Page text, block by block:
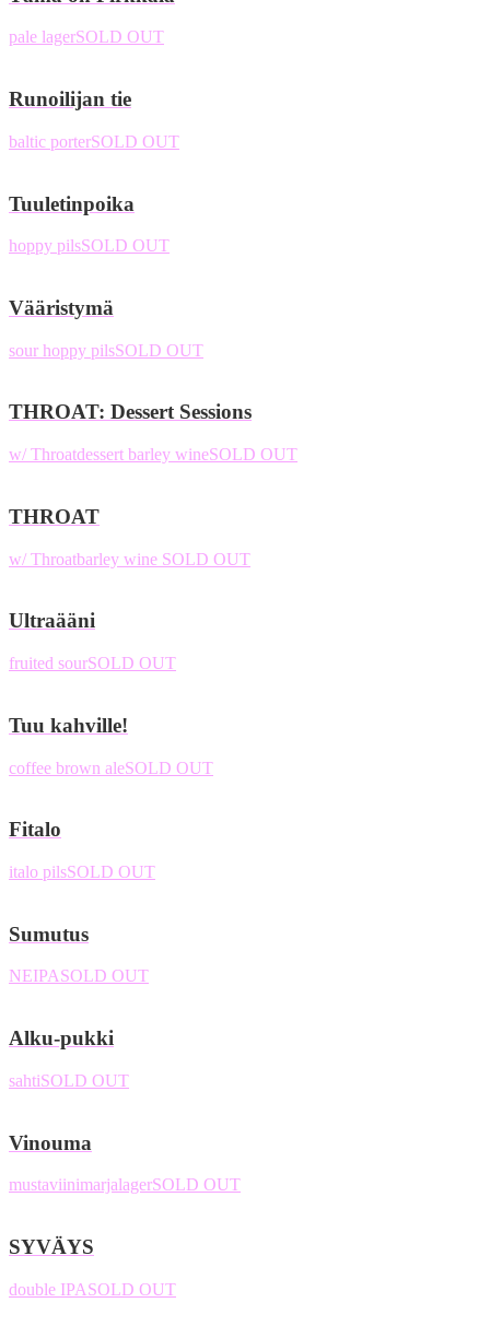
pale lagerSOLD OUT
Runoilijan tie
baltic porterSOLD OUT
Tuuletinpoika
hoppy pilsSOLD OUT
Vääristymä
sour hoppy pilsSOLD OUT
THROAT: Dessert Sessions
w/ Throatdessert barley wineSOLD OUT
THROAT
w/ Throatbarley wine SOLD OUT
Ultraääni
fruited sourSOLD OUT
Tuu kahville!
coffee brown aleSOLD OUT
Fitalo
italo pilsSOLD OUT
Sumutus
NEIPASOLD OUT
Alku-pukki
sahtiSOLD OUT
Vinouma
mustaviinimarjalagerSOLD OUT
SYVÄYS
double IPASOLD OUT